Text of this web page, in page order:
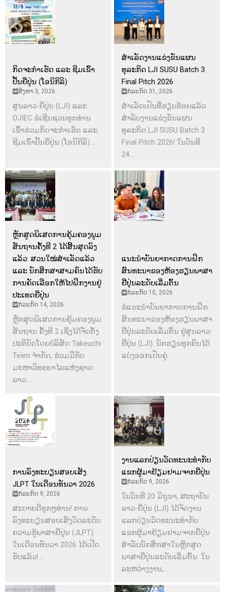
ກິດຈະກຳເຮັດ ແລະ ຊີມເຂົ້າ
ປັ້ນຍີ່ປຸ່ນ (ໂອນິກິລິ)
ສິງຫາ 3, 2026
ສູນລາວ-ຍີ່ປຸ່ນ (LJI) ແລະ
OJIEC ຂໍເຊີນຊວນທຸກທ່ານ
ເຂົ້າຮ່ວມກິດຈະກຳເຮັດ ແລະ
ຊີມເຂົ້າປັ້ນຍີ່ປຸ່ນ (ໂອນິກິລິ)...
ສຳເລັດງານແຂ່ງຂັນແຜນ
ທຸລະກິດ LJI SUSU Batch 3
Final Pitch 2026
ກໍລະກົດ 31, 2026
ສຳເລັດເປັນທີ່ຮຽບຮ້ອຍແລ້ວ
ສຳລັບງານແຂ່ງຂັນແຜນ
ທຸລະກິດ LJI SUSU Batch 3
Final Pitch 2026! ໃນວັນທີ
24...
ຫຼັກສູດພິເສດການຄຸ້ມຄອງພູມ
ສັນຖານຄັ້ງທີ 2 ໄດ້ສິ້ນສຸດລົງ
ແລ້ວ: ສວນໃໝ່ສຳເລັດແລ້ວ
ແລະ ນັກສຶກສາສາມຄົນໄດ້ຮັບ
ການຄັດເລືອກໃຫ້ໄປຝຶກງານຢູ່
ປະເທດຍີ່ປຸ່ນ
ກໍລະກົດ 14, 2026
ຫຼັກສູດພິເສດການຄຸ້ມຄອງພູມ
ສັນຖານ ຄັ້ງທີ 2 ເຊິ່ງໄດ້ຈັດຕັ້ງ
ປະຕິບັດໂດຍບໍລິສັດ Takeuchi
Teien ຈຳກັດ, ຮ່ວມມືກັບ
ມະຫາວິທະຍາໄລແຫ່ງຊາດ
ລາວ...
ແນະນຳບັນຍາກາດການຝຶກ
ສົນທະນາຂອງຫ້ອງຮຽນພາສາ
ຢີ່ປຸ່ນລະດັບເລີ່ມຕົ້ນ
ກໍລະກົດ 10, 2026
ຂໍແນະນຳບັນຍາກາດການຝຶກ
ສົນທະນາຂອງຫ້ອງຮຽນພາສາ
ຢີ່ປຸ່ນລະດັບເລີ່ມຕົ້ນ ຢູ່ສູນລາວ-
ຢີ່ປຸ່ນ (LJI). ນັກຮຽນທຸກຄົນໄດ້
ແບ່ງອອກເປັນຄູ່...
ການລົງທະບຽນສອບເສັງ
JLPT ໃນເດືອນທັນວາ 2026
ກໍລະກົດ 9, 2026
ສະບາຍດີທຸກໆທ່ານ! ການ
ລົງທະບຽນສອບເສັງວັດລະດັບ
ຄວາມຮູ້ພາສາຍີ່ປຸ່ນ (JLPT)
ໃນເດືອນທັນວາ 2026 ໄດ້ເປີດ
ຮັບແລ້ວ!...
ງານແລກປ່ຽນວັດທະນະທຳກັບ
ແຂກຜູ້ມາຢ້ຽມຢາມຈາກຍີ່ປຸ່ນ
ກໍລະກົດ 9, 2026
ໃນວັນທີ 20 ມິຖຸນາ, ສະຖາບັນ
ລາວ-ຍີ່ປຸ່ນ (LJI) ໄດ້ຈັດງານ
ແລກປ່ຽນວັດທະນະທຳກັບ
ແຂກຜູ້ມາຢ້ຽມຢາມຈາກຍີ່ປຸ່ນ
ສຳລັບນັກສຶກສາໃນຫຼັກສູດ
ພາສາຍີ່ປຸ່ນລະດັບເລີ່ມຕົ້ນ. ໃນ
ລະຫວ່າງງານ,...